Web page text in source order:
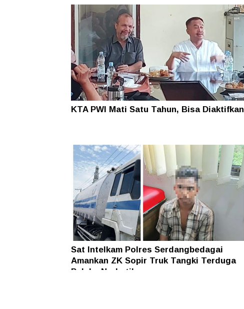
KTA PWI Mati Satu Tahun, Bisa Diaktifkan
Sat Intelkam Polres Serdangbedagai
Amankan ZK Sopir Truk Tangki Terduga
Pelaku Narkotika